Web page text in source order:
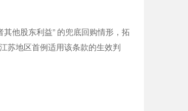
他股东利益” 的兜底回购情形，拓
苏地区首例适用该条款的生效判